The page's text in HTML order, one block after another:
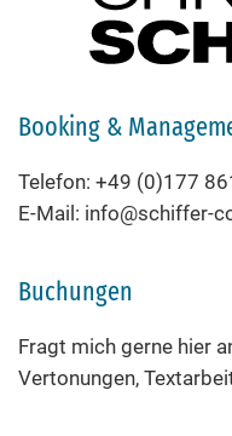
Booking &
Telefon: +49 (0)177
E-Mail: info@schiffer-
Buchungen
Fragt mich gerne hier
Vertonungen,